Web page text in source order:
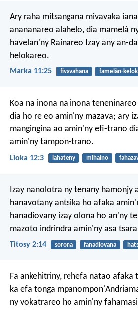
Ary raha mitsangana mivavaka
anananareo alahelo, dia mamelà
havelan'ny Rainareo Izay any an-
helokareo.
Marka 11:25 fivavahana famelàn-
Koa na inona na inona
dia ho re eo amin'ny mazava; ary
mangingina ao amin'ny efi-trano
amin'ny tampon-trano.
Lioka 12:3 lahateny mihaino
Izay nanolotra ny tenany hamonjy
hanavotany antsika ho afaka
hanadiovany izay olona ho an'ny
mazoto indrindra amin'ny asa tsara
Titosy 2:14 sorona fanadiovana
Fa ankehitriny, rehefa natao afaka
ka efa tonga
ny vokatrareo ho amin'ny